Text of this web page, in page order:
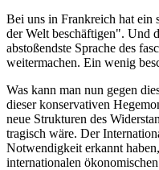
Bei uns in Frankreich hat ein
der Welt beschäftigen". Und
abstoßendste Sprache des
weitermachen. Ein wenig
Was kann man nun gegen
dieser konservativen
neue Strukturen des
tragisch wäre. Der
Notwendigkeit erkannt
internationalen